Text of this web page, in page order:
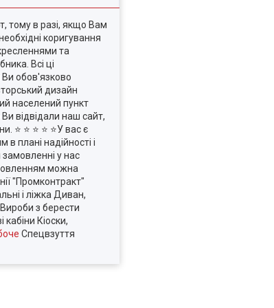
тому в разі, якщо Вам
коригування
та
Всі ці
Ви обов'язково
дизайн
населений пункт
відвідали наш сайт,
⭐ ⭐ ⭐ ⭐У вас є
плані надійності і
у нас
можна
"Промконтракт"
і ліжка Диван,
з берести
Кіоски,
Спецвзуття